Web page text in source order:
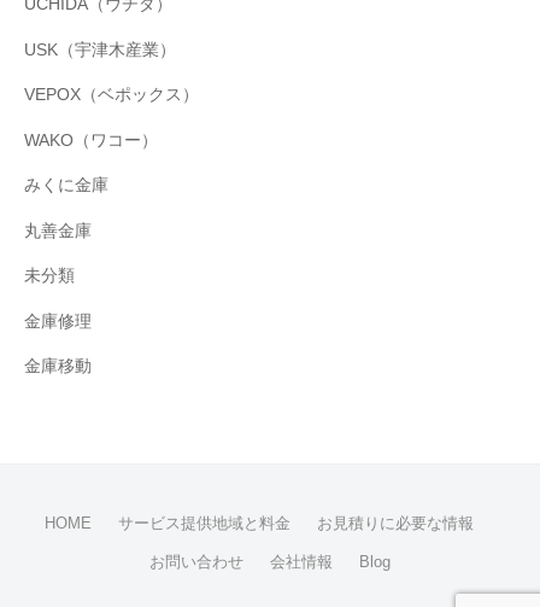
UCHIDA（ウチダ）
USK（宇津木産業）
VEPOX（ベポックス）
WAKO（ワコー）
みくに金庫
丸善金庫
未分類
金庫修理
金庫移動
HOME サービス提供地域と料金 お見積りに必要な情報
お問い合わせ 会社情報 Blog